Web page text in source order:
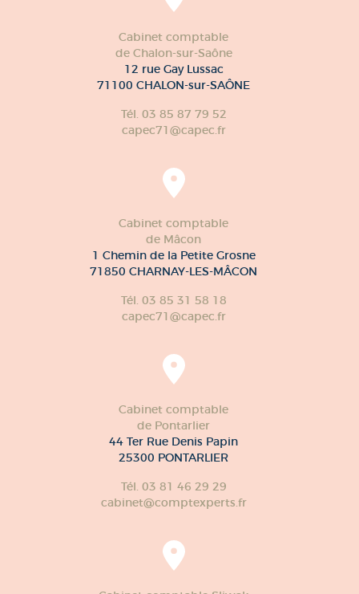
Cabinet comptable
de Chalon-sur-Saône
12 rue Gay Lussac
71100 CHALON-sur-SAÔNE
Tél. 03 85 87 79 52
capec71@capec.fr
Cabinet comptable
de Mâcon
1 Chemin de la Petite Grosne
71850 CHARNAY-LES-MÂCON
Tél. 03 85 31 58 18
capec71@capec.fr
Cabinet comptable
de Pontarlier
44 Ter Rue Denis Papin
25300 PONTARLIER
Tél. 03 81 46 29 29
cabinet@comptexperts.fr